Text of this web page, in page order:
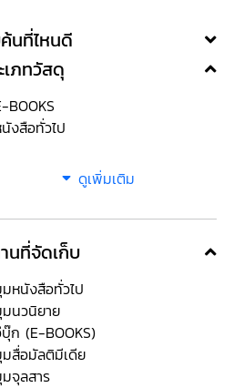
นที่ไหนดี
เภทวัสดุ
BOOKS
งสือทั่วไป
ดูเพิ่มเติม
นที่จัดเก็บ
หนังสือทั่วไป
นวนิยาย
ก (E-BOOKS)
สื่อมัลติมีเดีย
จุลสาร